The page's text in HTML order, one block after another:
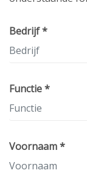
Bedrijf *
Functie *
Voornaam *